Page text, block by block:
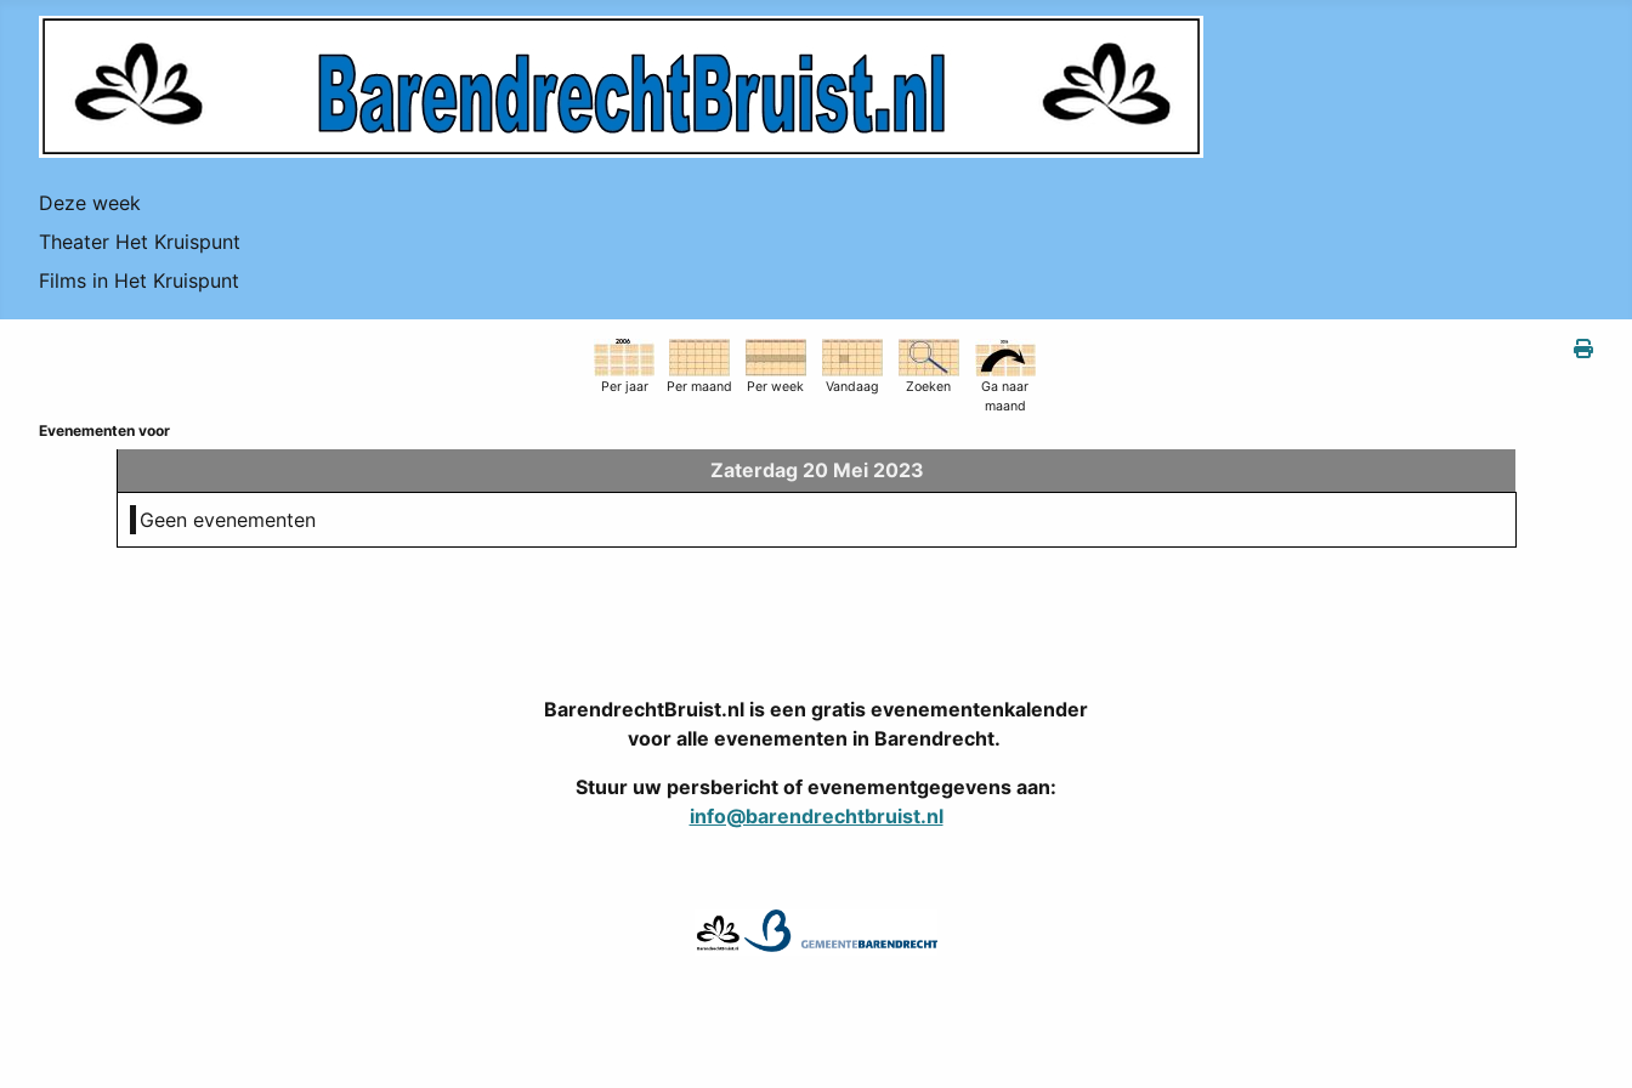
Deze week
Theater Het Kruispunt
Films in Het Kruispunt
Per jaar Per maand Per week Vandaag Zoeken
Ga naar
maand
Evenementen voor
Zaterdag 20 Mei 2023
Geen evenementen
BarendrechtBruist.nl is een gratis evenementenkalender
voor alle evenementen in Barendrecht.
Stuur uw persbericht of evenementgegevens aan:
info@barendrechtbruist.nl